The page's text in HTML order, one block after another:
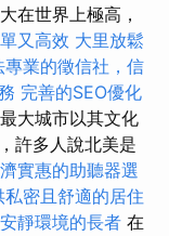
在世界上極高，
又高效 大里放鬆
專業的徵信社，信
完善的SEO優化
大城市以其文化
許多人說北美是
實惠的助聽器選
密且舒適的居住
靜環境的長者 在